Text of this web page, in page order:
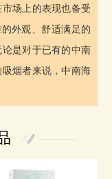
场上的表现也备受
外观、舒适满足的
是对于已有的中南
烟者来说，中南海